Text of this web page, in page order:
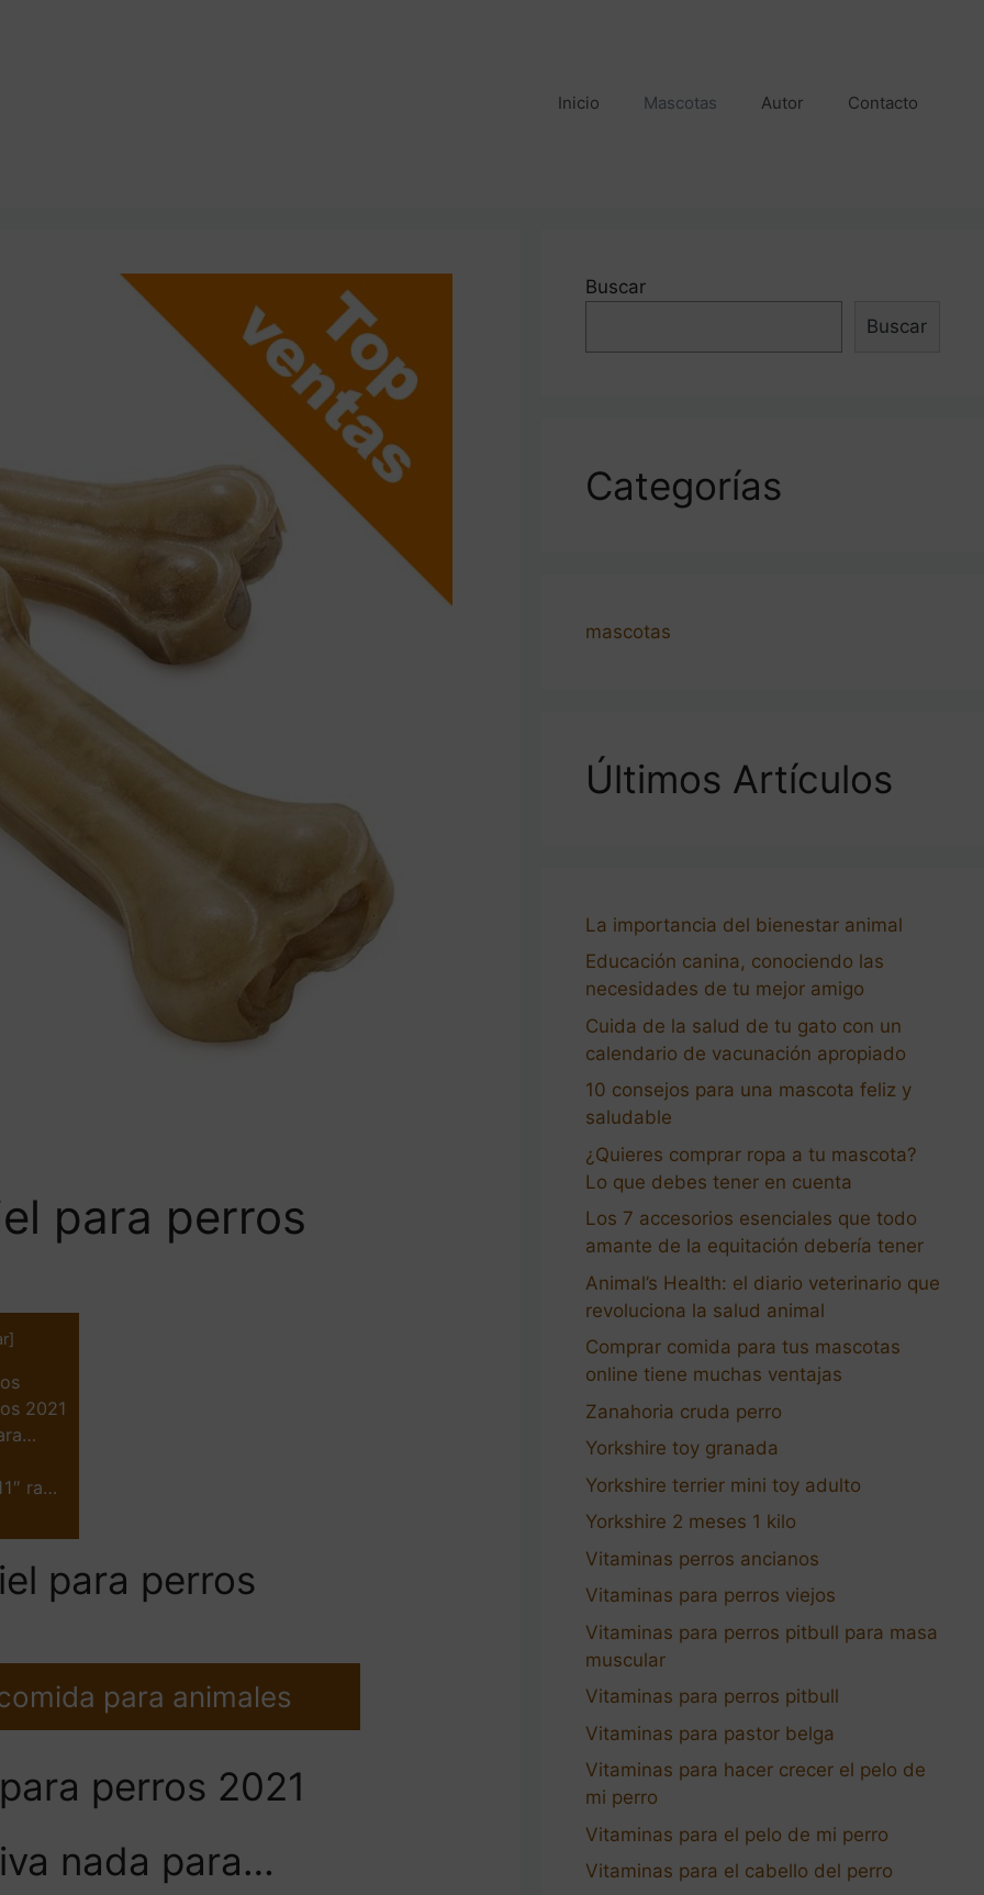
Inicio Mascotas Autor Contacto
para perros
]
2021
ra…
para perros
para animales
perros 2021
nada para…
Buscar
Buscar
Categorías
mascotas
Últimos Artículos
La importancia del bienestar animal
Educación canina, conociendo las
necesidades de tu mejor amigo
Cuida de la salud de tu gato con un
calendario de vacunación apropiado
10 consejos para una mascota feliz y
saludable
¿Quieres comprar ropa a tu mascota?
Lo que debes tener en cuenta
Los 7 accesorios esenciales que todo
amante de la equitación debería tener
Animal’s Health: el diario veterinario que
revoluciona la salud animal
Comprar comida para tus mascotas
online tiene muchas ventajas
Zanahoria cruda perro
Yorkshire toy granada
Yorkshire terrier mini toy adulto
Yorkshire 2 meses 1 kilo
Vitaminas perros ancianos
Vitaminas para perros viejos
Vitaminas para perros pitbull para masa
muscular
Vitaminas para perros pitbull
Vitaminas para pastor belga
Vitaminas para hacer crecer el pelo de
mi perro
Vitaminas para el pelo de mi perro
Vitaminas para el cabello del perro